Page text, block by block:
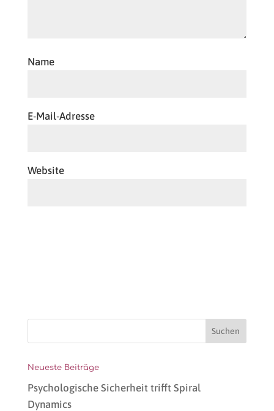
Name
E-Mail-Adresse
Website
Neueste Beiträge
Psychologische Sicherheit trifft Spiral
Dynamics